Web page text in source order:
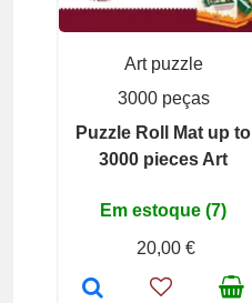
Art puzzle
3000 peças
Puzzle Roll Mat up to
3000 pieces Art
Em estoque (7)
20,00 €